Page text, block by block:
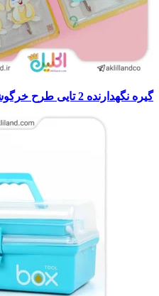
گیره نگهدارنده 2 تایی طرح خرگوشی